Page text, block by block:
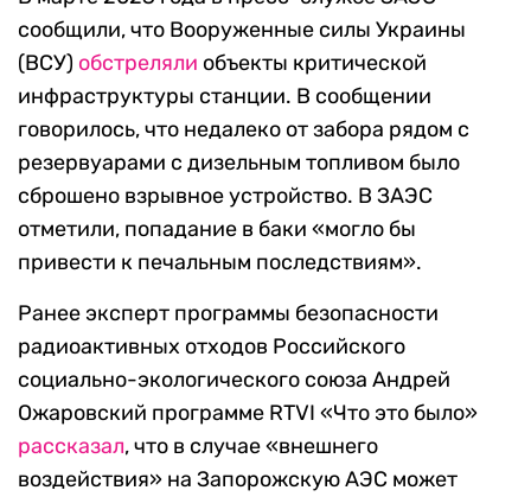
сообщили, что Вооруженные силы Украины
(ВСУ) обстреляли объекты критической
инфраструктуры станции. В сообщении
говорилось, что недалеко от забора рядом с
резервуарами с дизельным топливом было
сброшено взрывное устройство. В ЗАЭС
отметили, попадание в баки «могло бы
привести к печальным последствиям».
Ранее эксперт программы безопасности
радиоактивных отходов Российского
социально-экологического союза Андрей
Ожаровский программе RTVI «Что это было»
рассказал, что в случае «внешнего
воздействия» на Запорожскую АЭС может